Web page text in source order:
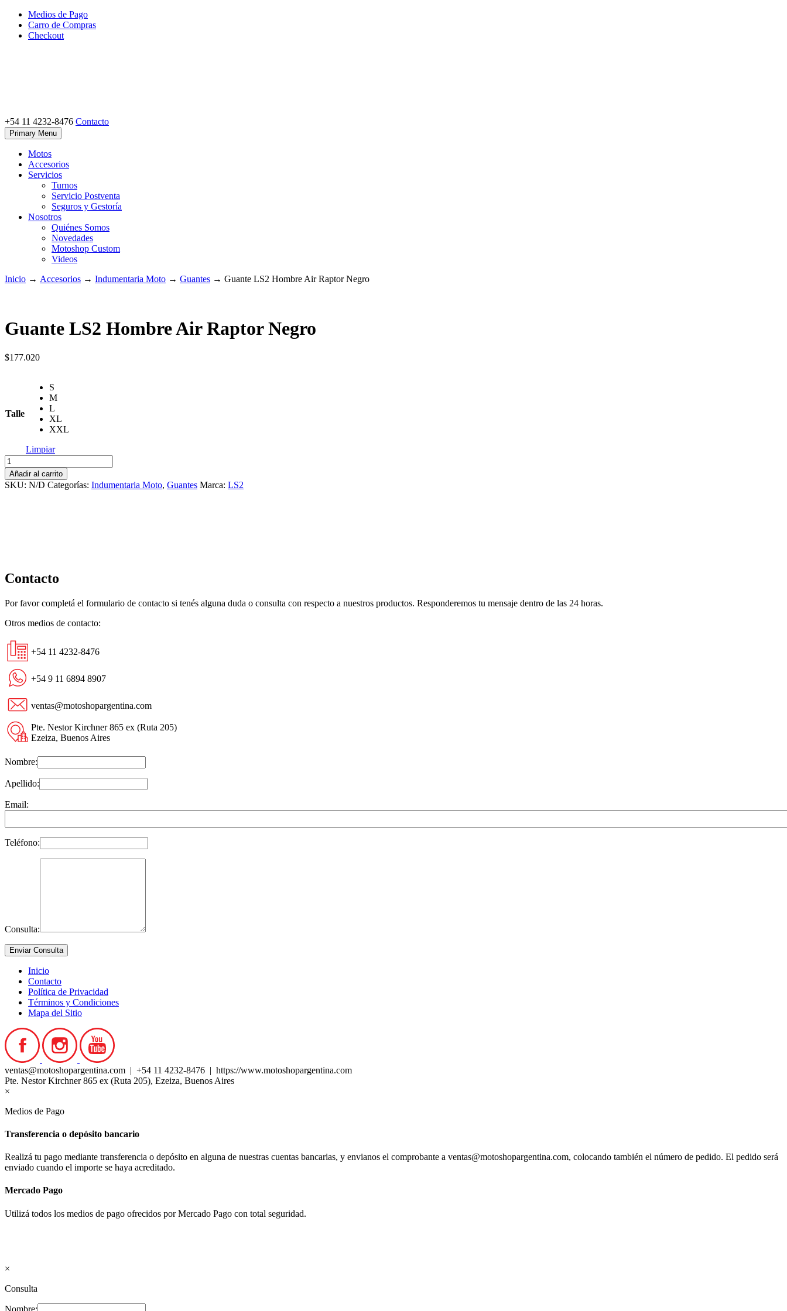
Skip
content
Medios de Pago
Carro de Compras
Checkout
Motoshop Ezeiza
Motos y Accesorios
+54 11 4232-8476 Contacto
Primary Menu
Motos
Accesorios
Servicios
Turnos
Servicio Postventa
Seguros y Gestoría
Nosotros
Quiénes Somos
Novedades
Motoshop Custom
Videos
Inicio → Accesorios → Indumentaria Moto → Guantes → Guante LS2 Hombre Air Raptor Negro
Guante LS2 Hombre Air Raptor Negro
$177.020
Talle
S
M
L
XL
XXL
Limpiar
Guante
LS2
Hombre
Air
Añadir al carrito
SKU: N/D Categorías: Indumentaria Moto, Guantes Marca: LS2
Contacto
Por favor completá el formulario de contacto si tenés alguna duda o consulta con respecto a nuestros productos. Responderemos tu mensaje dentro de las 24 horas.
Otros medios de contacto:
+54 11 4232-8476
+54 9 11 6894 8907
ventas@motoshopargentina.com
Pte. Nestor Kirchner 865 ex (Ruta 205)
Ezeiza, Buenos Aires
Nombre:
Apellido:
Email:
Teléfono:
Consulta:
Inicio
Contacto
Política de Privacidad
Términos y Condiciones
Mapa del Sitio
ventas@motoshopargentina.com | +54 11 4232-8476 | https://www.motoshopargentina.com
Pte. Nestor Kirchner 865 ex (Ruta 205), Ezeiza, Buenos Aires
×
Medios de Pago
Transferencia o depósito bancario
Realizá tu pago mediante transferencia o depósito en alguna de nuestras cuentas bancarias, y envianos el comprobante a ventas@motoshopargentina.com, colocando también el número de pedido. El pedido será
enviado cuando el importe se haya acreditado.
Mercado Pago
Utilizá todos los medios de pago ofrecidos por Mercado Pago con total seguridad.
×
Consulta
Nombre: